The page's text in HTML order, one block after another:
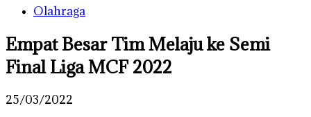
Olahraga
Empat Besar Tim Melaju ke Semi
Final Liga MCF 2022
25/03/2022